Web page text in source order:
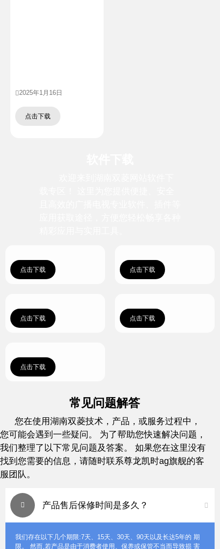
2025年1月16日
点击下载
点击下载 点击下载
点击下载 点击下载
点击下载
常见问题解答
您在使用湖南双菱技术，产品，或服务过程中，
您可能会遇到一些疑问。 为了帮助您快速解决问题，
我们整理了以下常见问题及答案。 如果您在这里没有
找到您需要的信息，请随时联系尊龙凯时ag旗舰的客
服团队。
产品售后保修时间是多久？
我们存在以下几个期限:7天、15天、30天、90天以及长达5年的 期
限。 然而,若产品是由于消费者使用、保养或保管不当而导致损 害